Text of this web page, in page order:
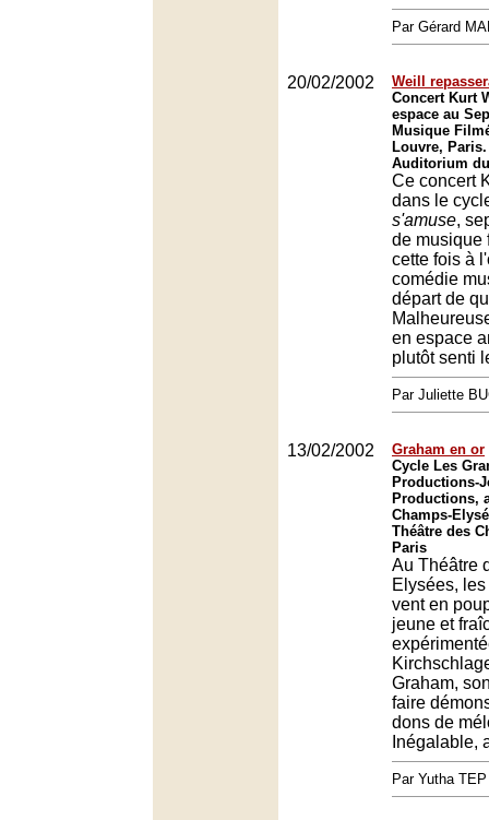
Par Gérard
20/02/2002
Weill
Concert Kurt
espace au
Musique
Louvre, Paris.
Auditorium
Ce concert
dans le
s'amuse,
de musique
cette fois à
comédie
départ de
en espace
plutôt senti
Par Juliette
13/02/2002
Graham en or
Cycle Les
Productions-
Productions,
Champs-
Théâtre des
Paris
Au Théâtre
Elysées,
vent en
jeune et
Graham,
faire
dons de
Inégalable,
Par Yutha TEP